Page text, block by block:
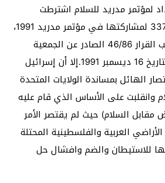
لمؤتمر مدريد للسلام اشترطت
إسرائيل إلغاء القرار 3379 لمشاركتها في مؤتمر مدريد 1991،
تم الإلغاء بالفعل بموجب القرار 46/86 الصادر عن الجمعية
العامة للأمم المتحدة بتاريخ 16 ديسمبر 1991.إلا أن إسرائيل
الهائل بمساندة الولايات المتحدة
وانقلبت على الأساس الذي قام عليه
مقابل السلام) حيث لم يقتصر الأمر
العربية والفلسطينية المحتلة
للاستيطان والضم وافشال حل